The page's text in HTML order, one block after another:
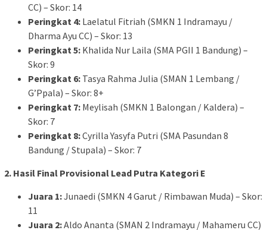
CC) – Skor: 14
Peringkat 4: Laelatul Fitriah (SMKN 1 Indramayu /
Dharma Ayu CC) – Skor: 13
Peringkat 5: Khalida Nur Laila (SMA PGII 1 Bandung) –
Skor: 9
Peringkat 6: Tasya Rahma Julia (SMAN 1 Lembang /
G’Ppala) – Skor: 8+
Peringkat 7: Meylisah (SMKN 1 Balongan / Kaldera) –
Skor: 7
Peringkat 8:Cyrilla Yasyfa Putri (SMA Pasundan 8
Bandung / Stupala) – Skor: 7
2. Hasil Final Provisional Lead Putra Kategori E
Juara 1:Junaedi (SMKN 4 Garut / Rimbawan Muda) – Skor:
11
Juara 2:Aldo Ananta (SMAN 2 Indramayu / Mahameru CC)